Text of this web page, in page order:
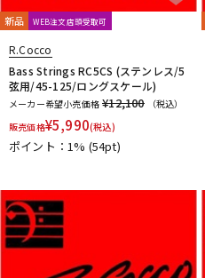
新品 WEB注文店頭受取可
R.Cocco
Bass Strings RC5CS (ステンレス/5
弦用/45-125/ロングスケール)
メーカー希望小売価格 ¥12,100
（税込）
販売価格¥5,990(税込)
ポイント：1% (54pt)